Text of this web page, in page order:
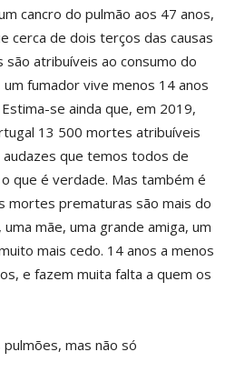
cancro do pulmão aos 47 anos,
cerca de dois terços das causas
atribuíveis ao consumo do
fumador vive menos 14 anos
se ainda que, em 2019,
13 500 mortes atribuíveis
que temos todos de
que é verdade. Mas também é
mortes prematuras são mais do
mãe, uma grande amiga, um
mais cedo. 14 anos a menos
e fazem muita falta a quem os
mas não só